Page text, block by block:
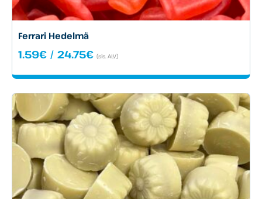
Ferrari Hedelmä
1.59€ / 24.75€Hintaluokka:
-
(sis. ALV)